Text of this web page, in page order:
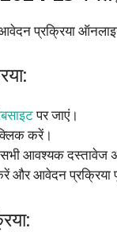
प्रक्रिया
पर जाएं।
करें।
सभी आवश्यक दस्तावेज
और आवेदन प्रक्रिया